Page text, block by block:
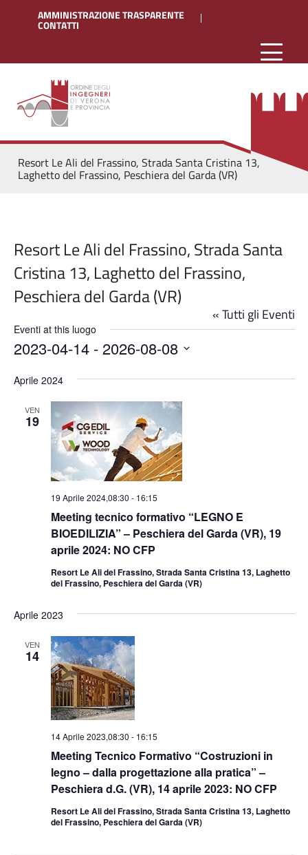
AMMINISTRAZIONE TRASPARENTE
CONTATTI
Resort Le Ali del Frassino, Strada Santa Cristina 13,
Laghetto del Frassino, Peschiera del Garda (VR)
Resort Le Ali del Frassino, Strada Santa
Cristina 13, Laghetto del Frassino,
Peschiera del Garda (VR)
« Tutti gli Eventi
Eventi at this luogo
2023-04-14 - 2026-08-08
la
Aprile 2024
VEN
19
Meeting tecnico formativo “LEGNO E
BIOEDILIZIA” – Peschiera del Garda (VR), 19
aprile 2024: NO CFP
19 Aprile 2024,08:30 - 16:15
Resort Le Ali del Frassino, Strada Santa Cristina 13, Laghetto
del Frassino, Peschiera del Garda (VR)
Aprile 2023
VEN
14
Meeting Tecnico Formativo “Costruzioni in
legno – dalla progettazione alla pratica” –
Peschiera d.G. (VR), 14 aprile 2023: NO CFP
14 Aprile 2023,08:30 - 16:15
Resort Le Ali del Frassino, Strada Santa Cristina 13, Laghetto
del Frassino, Peschiera del Garda (VR)